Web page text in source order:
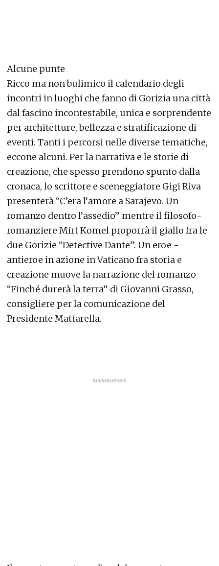
Alcune punte
Ricco ma non bulimico il calendario degli
incontri in luoghi che fanno di Gorizia una città
dal fascino incontestabile, unica e sorprendente
per architetture, bellezza e stratificazione di
eventi. Tanti i percorsi nelle diverse tematiche,
eccone alcuni. Per la narrativa e le storie di
creazione, che spesso prendono spunto dalla
cronaca, lo scrittore e sceneggiatore Gigi Riva
presenterà “C’era l’amore a Sarajevo. Un
romanzo dentro l’assedio” mentre il filosofo-
romanziere Mirt Komel proporrà il giallo fra le
due Gorizie “Detective Dante”. Un eroe -
antieroe in azione in Vaticano fra storia e
creazione muove la narrazione del romanzo
“Finché durerà la terra” di Giovanni Grasso,
consigliere per la comunicazione del
Presidente Mattarella.